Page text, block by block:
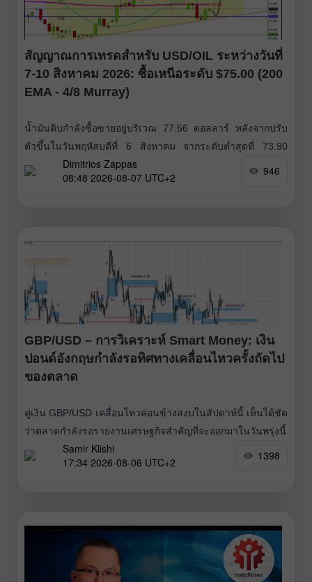
สัญญาณการเทรดสำหรับ USD/OIL ระหว่างวันที่
7-10 สิงหาคม 2026: ซื้อเหนือระดับ $75.00 (200
EMA - 4/8 Murray)
น้ำมันดิบกำลังซื้อขายอยู่บริเวณ 77.56 ดอลลาร์ หลังจากปรับ
ตัวขึ้นในวันพฤหัสบดีที่ 6 สิงหาคม จากระดับต่ำสุดที่ 73.90
ดอลลาร์ ไปทำระดับสูงสุดที่ 77.50 ดอลลาร์ เครื่องมือนี้มีแนว
โน้มปรับตัวขึ้นต่อในอีกไม่กี่วันข้างหน้าไปทดสอบระดับจิตวิทยา
Dimitrios Zappas
08:48 2026-08-07 UTC+2
946
GBP/USD – การวิเคราะห์ Smart Money: เงิน
ปอนด์อังกฤษกำลังรอทิศทางเคลื่อนไหวครั้งถัดไป
ของตลาด
คู่เงิน GBP/USD เคลื่อนไหวค่อนข้างสงบในสัปดาห์นี้ เห็นได้ชัด
ว่าตลาดกำลังรอรายงานเศรษฐกิจสำคัญที่จะออกมาในวันพรุ่งนี้
ฝั่ง Bull กลับมาเดินหน้าต่อในช่วงปลายเดือนมิถุนายน ก่อนจะมี
แรงย่อตัวแบบปรับฐานตามปกติ ตอนนี้กำลังพยายามเปิดรอบ
Samir Klishi
17:34 2026-08-06 UTC+2
1398